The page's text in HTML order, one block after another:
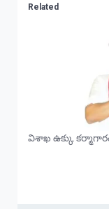
Related
విశాఖ ఉక్కు